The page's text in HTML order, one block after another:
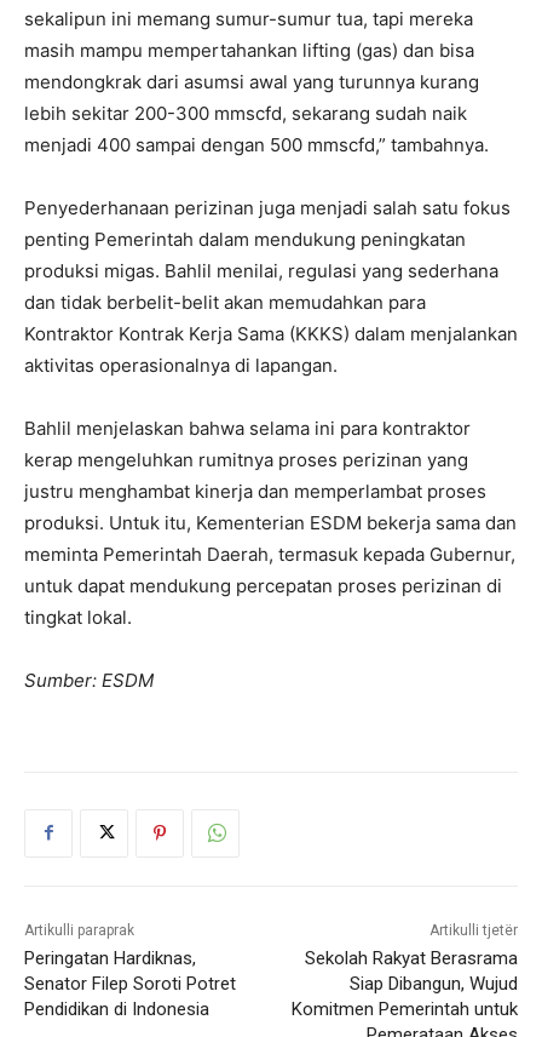
sekalipun ini memang sumur-sumur tua, tapi mereka
masih mampu mempertahankan lifting (gas) dan bisa
mendongkrak dari asumsi awal yang turunnya kurang
lebih sekitar 200-300 mmscfd, sekarang sudah naik
menjadi 400 sampai dengan 500 mmscfd,” tambahnya.
Penyederhanaan perizinan juga menjadi salah satu fokus
penting Pemerintah dalam mendukung peningkatan
produksi migas. Bahlil menilai, regulasi yang sederhana
dan tidak berbelit-belit akan memudahkan para
Kontraktor Kontrak Kerja Sama (KKKS) dalam menjalankan
aktivitas operasionalnya di lapangan.
Bahlil menjelaskan bahwa selama ini para kontraktor
kerap mengeluhkan rumitnya proses perizinan yang
justru menghambat kinerja dan memperlambat proses
produksi. Untuk itu, Kementerian ESDM bekerja sama dan
meminta Pemerintah Daerah, termasuk kepada Gubernur,
untuk dapat mendukung percepatan proses perizinan di
tingkat lokal.
Sumber: ESDM
Artikulli paraprak
Peringatan Hardiknas,
Senator Filep Soroti Potret
Pendidikan di Indonesia
Artikulli tjetër
Sekolah Rakyat Berasrama
Siap Dibangun, Wujud
Komitmen Pemerintah untuk